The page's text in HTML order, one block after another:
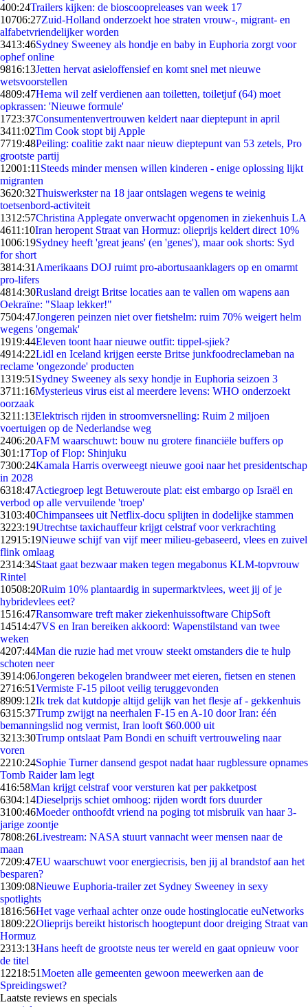
400:24Trailers kijken: de bioscoopreleases van week 17
10706:27Zuid-Holland onderzoekt hoe straten vrouw-, migrant- en
alfabetvriendelijker worden
3413:46Sydney Sweeney als hondje en baby in Euphoria zorgt voor
ophef online
9816:13Jetten hervat asieloffensief en komt snel met nieuwe
wetsvoorstellen
4809:47Hema wil zelf verdienen aan toiletten, toiletjuf (64) moet
opkrassen: 'Nieuwe formule'
1723:37Consumentenvertrouwen keldert naar dieptepunt in april
3411:02Tim Cook stopt bij Apple
7719:48Peiling: coalitie zakt naar nieuw dieptepunt van 53 zetels, Pro
grootste partij
12001:11 Steeds minder mensen willen kinderen - enige oplossing lijkt
migranten
3620:32Thuiswerkster na 18 jaar ontslagen wegens te weinig
toetsenbord-activiteit
1312:57Christina Applegate onverwacht opgenomen in ziekenhuis LA
4611:10Iran heropent Straat van Hormuz: olieprijs keldert direct 10%
1006:19Sydney heeft 'great jeans' (en 'genes'), maar ook shorts: Syd
for short
3814:31 Amerikaans DOJ ruimt pro-abortus­aanklagers op en omarmt
pro-lifers
4814:30Rusland dreigt Britse locaties aan te vallen om wapens aan
Oekraïne: "Slaap lekker!"
7504:47Jongeren peinzen niet over fietshelm: ruim 70% weigert helm
wegens 'ongemak'
1919:44Eleven toont haar nieuwe outfit: tippel-sjiek?
4914:22Lidl en Iceland krijgen eerste Britse junkfoodreclameban na
reclame 'ongezonde' producten
1319:51 Sydney Sweeney als sexy hondje in Euphoria seizoen 3
3711:16Mysterieus virus eist al meerdere levens: WHO onderzoekt
oorzaak
3211:13Elektrisch rijden in stroomversnelling: Ruim 2 miljoen
voertuigen op de Nederlandse weg
2406:20AFM waarschuwt: bouw nu grotere financiële buffers op
301:17Top of Flop: Shinjuku
7300:24Kamala Harris overweegt nieuwe gooi naar het presidentschap
in 2028
6318:47Actiegroep legt Betuweroute plat: eist embargo op Israël en
verbod op alle vervuilende 'troep'
3103:40Chimpansees uit Netflix-docu splijten in dodelijke stammen
3223:19Utrechtse taxichauffeur krijgt celstraf voor verkrachting
12915:19Nieuwe schijf van vijf meer milieu-gebaseerd, vlees en zuivel
flink omlaag
2314:34Staat gaat bezwaar maken tegen megabonus KLM-topvrouw
Rintel
10508:20Ruim 10% plantaardig in supermarktvlees, weet jij of je
hybridevlees eet?
1516:47Ransomware treft maker ziekenhuissoftware ChipSoft
14514:47VS en Iran bereiken akkoord: Wapenstilstand van twee
weken
4207:44Man die ruzie had met vrouw steekt omstanders die te hulp
schoten neer
3914:06Jongeren bekogelen brandweer met eieren, fietsen en stenen
2716:51Vermiste F-15 piloot veilig teruggevonden
8909:12Ik trek dat kutdopje altijd gelijk van het flesje af - gekkenhuis
6315:37Trump zwijgt na neerhalen F-15 en A-10 door Iran: één
bemanningslid nog vermist, Iran looft $60.000 uit
3213:30Trump ontslaat Pam Bondi en schuift vertrouweling naar
voren
2210:24Sophie Turner dansend gespot nadat haar rugblessure opnames
Tomb Raider lam legt
416:58Man krijgt celstraf voor versturen kat per pakketpost
6304:14Dieselprijs schiet omhoog: rijden wordt fors duurder
3100:46Moeder onthoofdt vriend na poging tot misbruik van haar 3-
jarige zoontje
7808:26Livestream: NASA stuurt vannacht weer mensen naar de
maan
7209:47EU waarschuwt voor energiecrisis, ben jij al brandstof aan het
besparen?
1309:08Nieuwe Euphoria-trailer zet Sydney Sweeney in sexy
spotlights
1816:56Het vage verhaal achter onze oude hostinglocatie euNetworks
1809:22Olieprijs bereikt historisch hoogtepunt door dreiging Straat van
Hormuz
2313:13Hans heeft de grootste neus ter wereld en gaat opnieuw voor
de titel
12218:51Moeten alle gemeenten gewoon meewerken aan de
Spreidingswet?
Laatste reviews en specials